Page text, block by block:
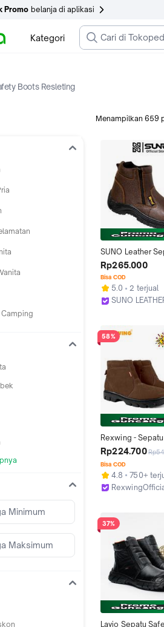
Promo belanja di aplikasi
Kategori
Boots Resleting
Menampilkan 659
SUNO Leather
Safety Boots
Ujung Besi item
206C Reborn
Rp265.000
Bisa COD
5.0
2 terjual
SUNO
58%
Rexwing -
Boots Resleting
Proyek Shoes
Original Brand
Rp224.700
Bisa COD
4.8
750+
37%
Lavio Sepatu